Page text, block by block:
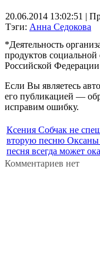
20.06.2014 13:02:51 |
Тэги: Анна Седокова
*Деятельность
продуктов социальной
Российской
Если Вы являетесь
его публикацией —
исправим ошибку.
Ксения Собчак не
вторую песню Оксаны
песня всегда может
Комментариев нет